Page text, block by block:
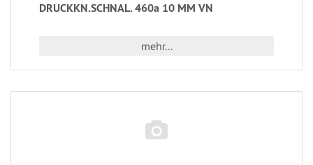
DRUCKKN.SCHNAL. 460a 10 MM VN
mehr...